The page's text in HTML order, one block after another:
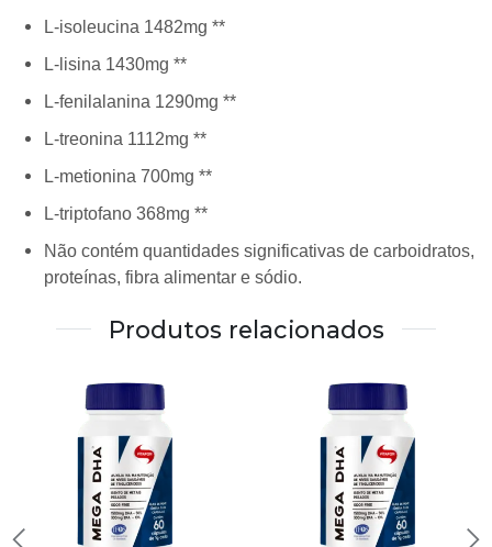
L-isoleucina 1482mg **
L-lisina 1430mg **
L-fenilalanina 1290mg **
L-treonina 1112mg **
L-metionina 700mg **
L-triptofano 368mg **
Não contém quantidades significativas de carboidratos,
proteínas, fibra alimentar e sódio.
Produtos relacionados